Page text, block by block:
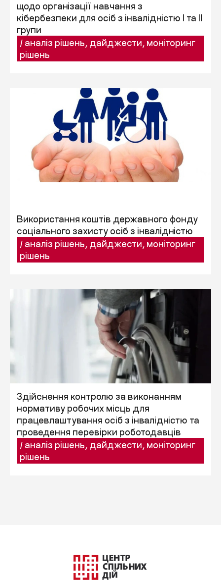
щодо організації навчання з
кібербезпеки для осіб з інвалідністю I та II
групи
/ аналіз рішень, дайджести, моніторинг
рішень
Використання коштів державного фонду
соціального захисту осіб з інвалідністю
/ аналіз рішень, дайджести, моніторинг
рішень
Здійснення контролю за виконанням
нормативу робочих місць для
працевлаштування осіб з інвалідністю та
проведення перевірки роботодавців
/ аналіз рішень, дайджести, моніторинг
рішень